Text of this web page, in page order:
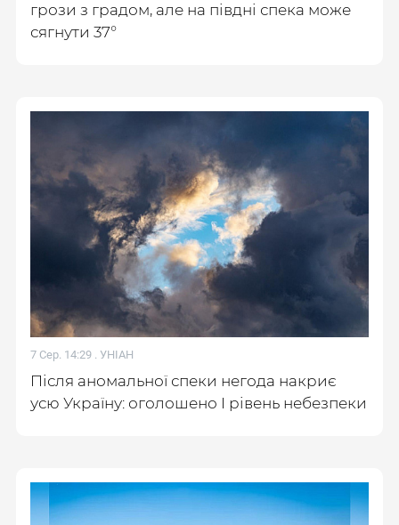
грози з градом, але на півдні спека може
сягнути 37°
7 Сер. 14:29 . УНІАН
Після аномальної спеки негода накриє
усю Україну: оголошено І рівень небезпеки